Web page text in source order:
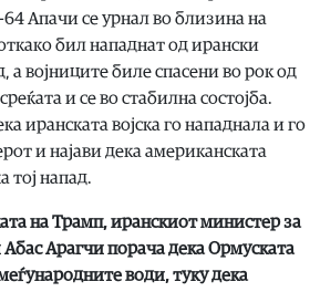
Апачи се урнал во близина на
бил нападнат од ирански
војниците биле спасени во рок од
и се во стабилна состојба.
иранската војска го нападнала и го
и најави дека американската
тој напад.
на Трамп, иранскиот министер за
Арагчи порача дека Ормуската
води, туку дека